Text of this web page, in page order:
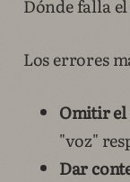
Dónde falla
Los errores
Omitir
"voz"
Dar